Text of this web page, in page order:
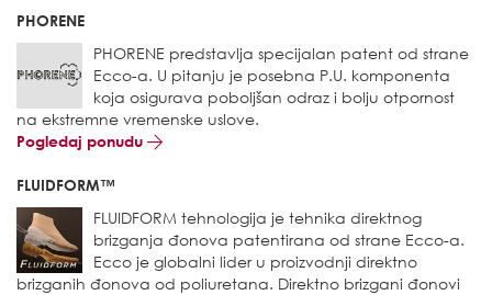
PHORENE
PHORENE predstavlja specijalan patent od strane
Ecco-a. U pitanju je posebna P.U. komponenta
koja osigurava poboljšan odraz i bolju otpornost
na ekstremne vremenske uslove.
Pogledaj ponudu
FLUIDFORM™
FLUIDFORM tehnologija je tehnika direktnog
brizganja đonova patentirana od strane Ecco-a.
Ecco je globalni lider u proizvodnji direktno
brizganih đonova od poliuretana. Direktno brizgani đonovi